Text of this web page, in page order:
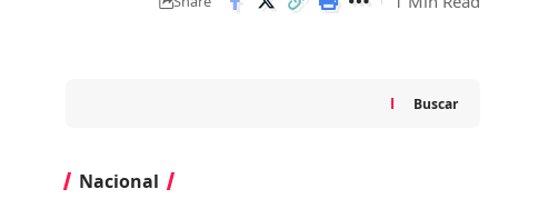
Buscar
Nacional